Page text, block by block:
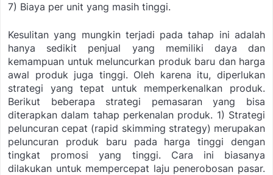
7) Biaya per unit yang masih tinggi.
Kesulitan yang mungkin terjadi pada tahap ini adalah
hanya sedikit penjual yang memiliki daya dan
kemampuan untuk meluncurkan produk baru dan harga
awal produk juga tinggi. Oleh karena itu, diperlukan
strategi yang tepat untuk memperkenalkan produk.
Berikut beberapa strategi pemasaran yang bisa
diterapkan dalam tahap perkenalan produk. 1) Strategi
peluncuran cepat (rapid skimming strategy) merupakan
peluncuran produk baru pada harga tinggi dengan
tingkat promosi yang tinggi. Cara ini biasanya
dilakukan untuk mempercepat laju penerobosan pasar.